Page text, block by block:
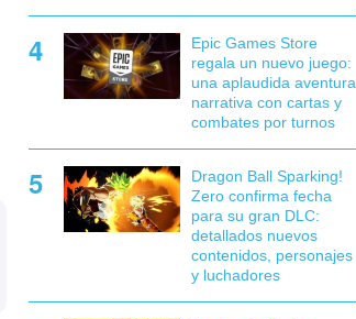
Epic Games Store
regala un nuevo juego:
una aplaudida aventura
narrativa con cartas y
combates por turnos
Dragon Ball Sparking!
Zero confirma fecha
para su gran DLC:
detallados nuevos
contenidos, personajes
y luchadores